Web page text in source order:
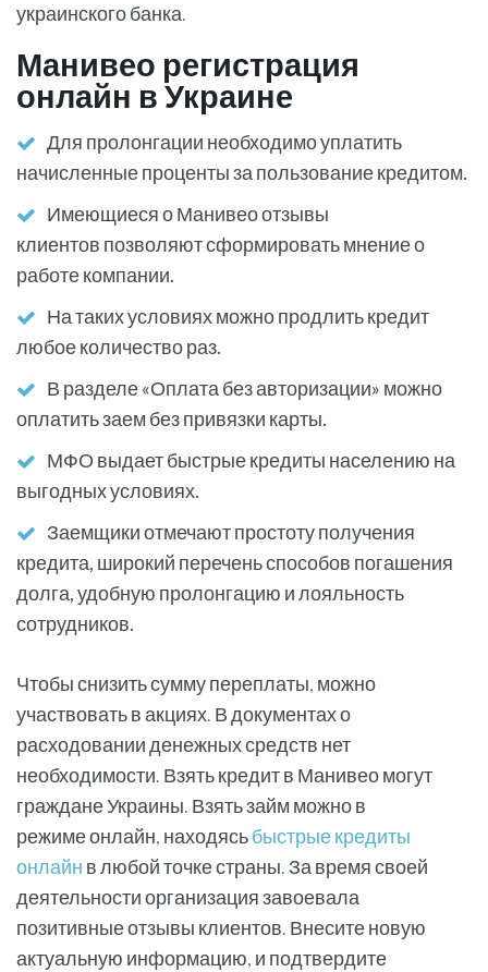
украинского банка.
Манивео регистрация
онлайн в Украине
Для пролонгации необходимо уплатить
начисленные проценты за пользование кредитом.
Имеющиеся о Манивео отзывы
клиентов позволяют сформировать мнение о
работе компании.
На таких условиях можно продлить кредит
любое количество раз.
В разделе «Оплата без авторизации» можно
оплатить заем без привязки карты.
МФО выдает быстрые кредиты населению на
выгодных условиях.
Заемщики отмечают простоту получения
кредита, широкий перечень способов погашения
долга, удобную пролонгацию и лояльность
сотрудников.
Чтобы снизить сумму переплаты, можно
участвовать в акциях. В документах о
расходовании денежных средств нет
необходимости. Взять кредит в Манивео могут
граждане Украины. Взять займ можно в
режиме онлайн, находясьбыстрые кредиты
онлайн в любой точке страны. За время своей
деятельности организация завоевала
позитивные отзывы клиентов. Внесите новую
актуальную информацию, и подтвердите